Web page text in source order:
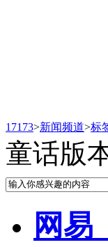
17173>新闻频道>标
童话版
网易